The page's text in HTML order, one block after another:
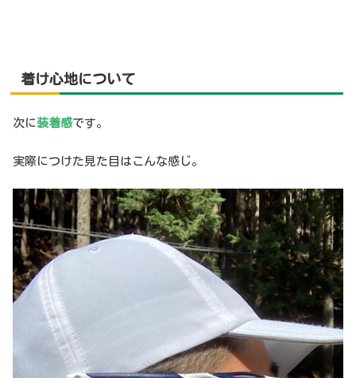
着け心地について
次に装着感です。
実際につけた見た目はこんな感じ。